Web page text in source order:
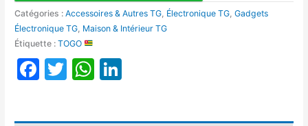
Catégories :Accessoires & Autres TG, Électronique TG,Gadgets
Électronique TG, Maison & Intérieur TG
Étiquette :TOGO
Facebook
TwitterWhatsApp